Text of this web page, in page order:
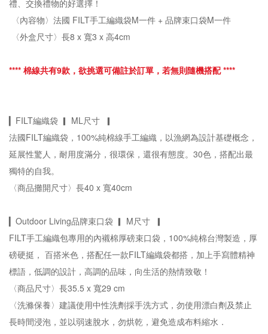
禮、交換禮物的好選擇！
〈內容物〉法國 FILT手工編織袋M一件 + 品牌束口袋M一件
〈外盒尺寸〉長8 x 寬3 x 高4cm
**** 棉線共有9款，欲挑選可備註於訂單，若無則隨機搭配 ****
▎FILT編織袋 ▎ ML尺寸 ▎
法國FILT編織袋，100%純棉線手工編織，以漁網為設計基礎概念，
延展性驚人，耐用度滿分，很環保，還很有態度。30色，搭配出最
獨特的自我。
〈商品攤開尺寸〉長40 x 寬40cm
▎Outdoor Living品牌束口袋 ▎ M尺寸 ▎
FILT手工編織包專用的內襯棉厚磅束口袋，100%純棉台灣製造，厚
磅硬挺， 百搭米色，搭配任一款FILT編織袋都搭，加上手寫體精神
標語，低調的設計，高調的品味，向生活的熱情致敬！
〈商品尺寸〉長35.5 x 寬29 cm
〈洗滌保養〉建議使用中性洗劑採手洗方式，勿使用漂白劑及禁止
長時間浸泡，並以弱速脫水，勿烘乾，避免造成布料縮水．